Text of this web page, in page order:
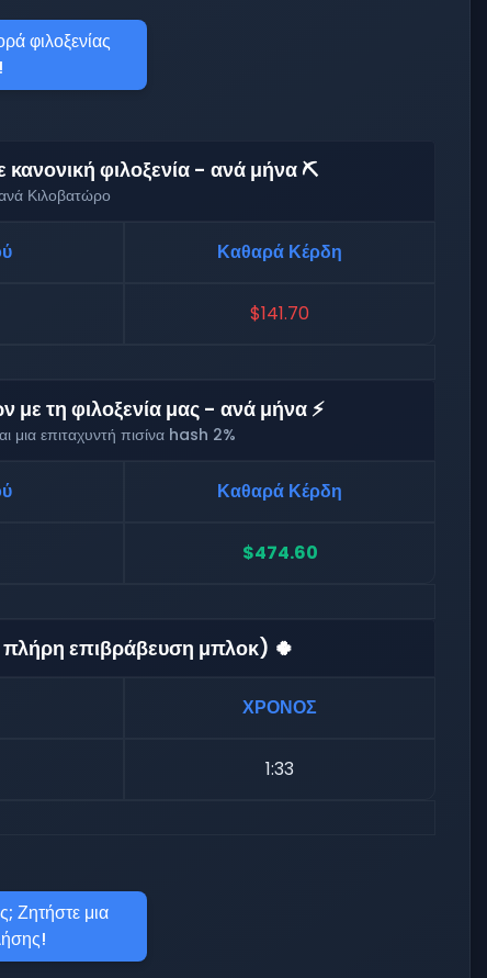
φιλοξενίας
φιλοξενία - ανά μήνα ⛏️
Κιλοβατώρο
Καθαρά Κέρδη
$141.70
με τη φιλοξενία μας - ανά μήνα ⚡
μια επιταχυντή πισίνα hash 2%
Καθαρά Κέρδη
$474.60
πλήρη επιβράβευση μπλοκ) 🍀
ΧΡΟΝΟΣ
1:33
Ζητήστε μια